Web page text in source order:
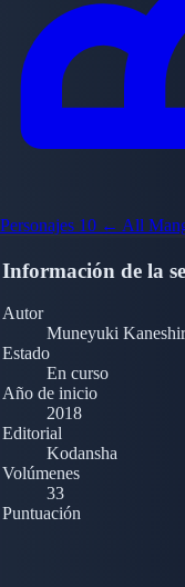
Personajes 10 ← All
Información de la
Autor
Muneyuki
Estado
En curso
Año de inicio
2018
Editorial
Kodansha
Volúmenes
33
Puntuación